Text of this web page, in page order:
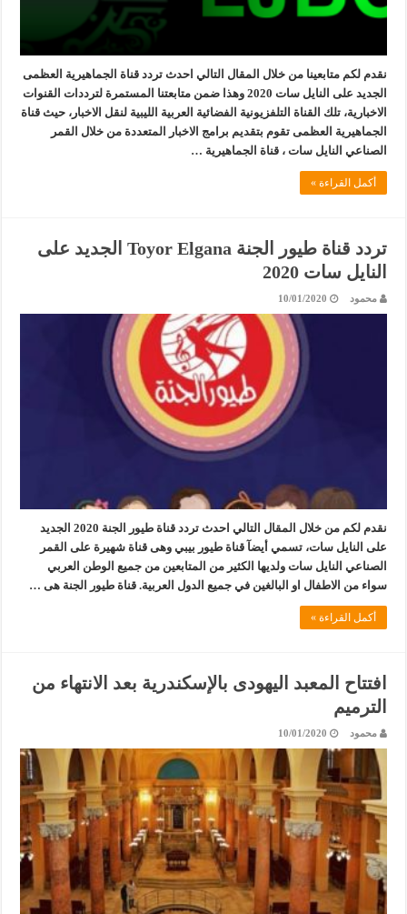
نقدم لكم متابعينا من خلال المقال التالي احدث تردد قناة الجماهيرية العظمى
الجديد على النايل سات 2020 وهذا ضمن متابعتنا المستمرة لترددات القنوات
الاخبارية، تلك القناة التلفزيونية الفضائية العربية الليبية لنقل الاخبار، حيث قناة
الجماهيرية العظمى تقوم بتقديم برامج الاخبار المتعددة من خلال القمر
الصناعي النايل سات ، قناة الجماهيرية …
أكمل القراءة »
تردد قناة طيور الجنة Toyor Elgana الجديد على
النايل سات 2020
محمود 10/01/2020
نقدم لكم من خلال المقال التالي احدث تردد قناة طيور الجنة 2020 الجديد
على النايل سات، تسمي أيضآ قناة طيور بيبي وهى قناة شهيرة على القمر
الصناعي النايل سات ولديها الكثير من المتابعين من جميع الوطن العربي
سواء من الاطفال او البالغين في جميع الدول العربية. قناة طيور الجنة هى …
أكمل القراءة »
افتتاح المعبد اليهودى بالإسكندرية بعد الانتهاء من
الترميم
محمود 10/01/2020